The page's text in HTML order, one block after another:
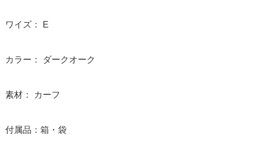
ワイズ： E
カラー： ダークオーク
素材： カーフ
付属品：箱・袋